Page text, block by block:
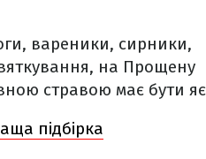
вареники, сирники,
на Прощену
стравою має бути
підбірка